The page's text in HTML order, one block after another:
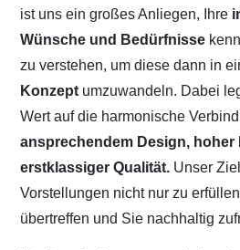
ist uns ein großes Anliegen, Ihre
Wünsche und Bedürfnisse
zu verstehen, um diese dann in
Konzept umzuwandeln. Dabei
Wert auf die harmonische
ansprechendem Design, hoher
erstklassiger Qualität. Unser
Vorstellungen nicht nur zu
übertreffen und Sie nachhaltig